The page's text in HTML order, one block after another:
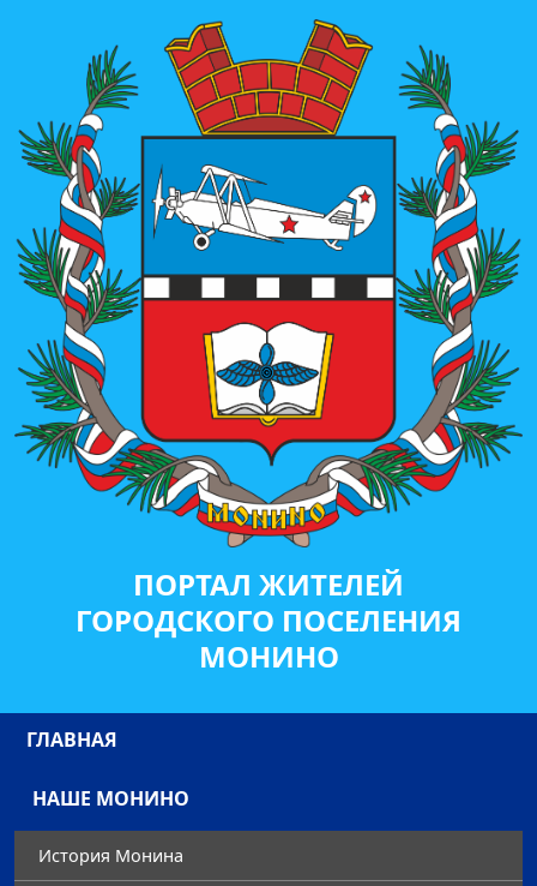
ПОРТАЛ ЖИТЕЛЕЙ
ГОРОДСКОГО ПОСЕЛЕНИЯ
МОНИНО
ГЛАВНАЯ
НАШЕ МОНИНО
История Монина